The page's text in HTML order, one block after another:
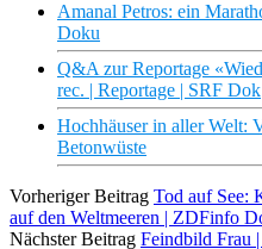
Amanal Petros: ein
Doku
Q&A zur Reportage
rec. | Reportage | SRF Dok
Hochhäuser in aller Welt:
Betonwüste
Vorheriger Beitrag Tod auf See:
auf den Weltmeeren | ZDFinfo
Nächster Beitrag Feindbild Frau